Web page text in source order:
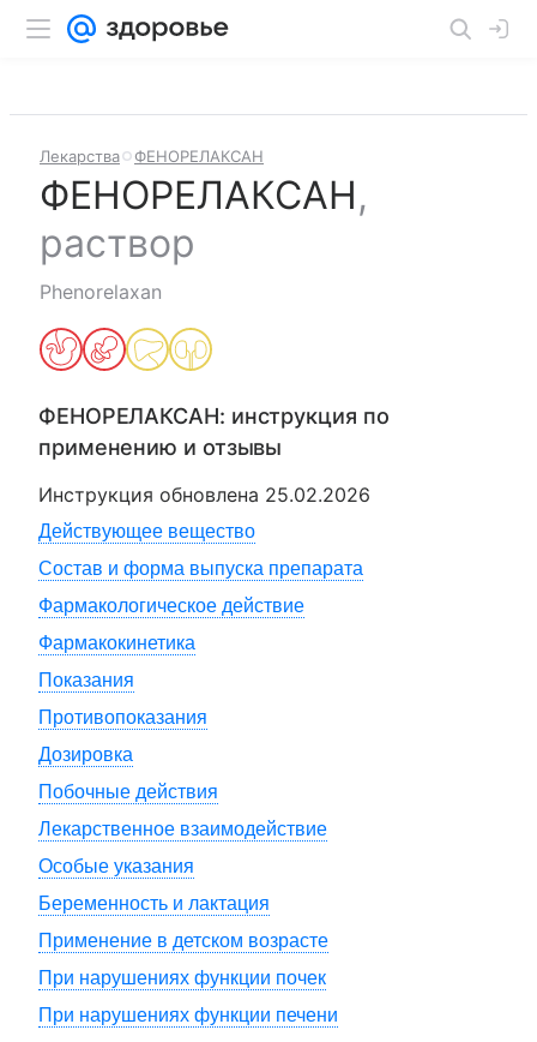
Лекарства ФЕНОРЕЛАКСАН
ФЕНОРЕЛАКСАН,
раствор
Phenorelaxan
ФЕНОРЕЛАКСАН: инструкция по
применению и отзывы
Инструкция обновлена 25.02.2026
Действующее вещество
Состав и форма выпуска препарата
Фармакологическое действие
Фармакокинетика
Показания
Противопоказания
Дозировка
Побочные действия
Лекарственное взаимодействие
Особые указания
Беременность и лактация
Применение в детском возрасте
При нарушениях функции почек
При нарушениях функции печени